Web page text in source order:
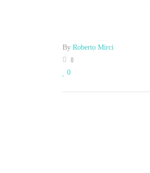
By Roberto Mirci
0
0